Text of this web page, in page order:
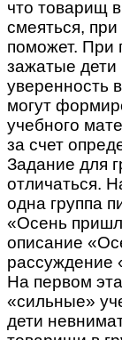
что товарищ
смеяться,
поможет. При
зажатые дети
уверенность
могут
учебного
за счет
Задание для
отличаться.
одна группа
«Осень
описание
рассуждение
На первом
«сильные»
дети